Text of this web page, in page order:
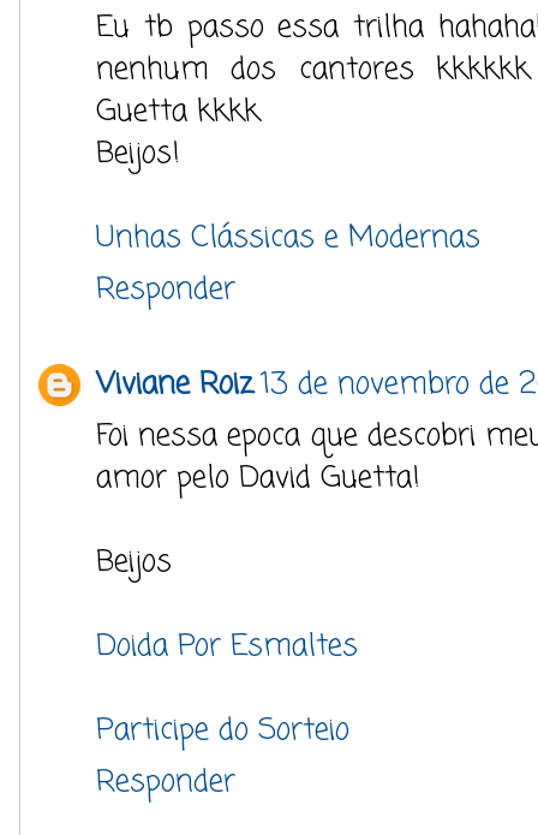
Eu tb passo essa trilha
nenhum dos cantores
Guetta kkkk
Beijos!
Unhas Clássicas e Modernas
Responder
Viviane Roiz13 de novembro de
Foi nessa epoca que descobri
amor pelo David Guetta!
Beijos
Doida Por Esmaltes
Participe do Sorteio
Responder